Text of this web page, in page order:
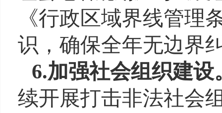
《行政区域界线管理
识，确保全年无边界
6.加强社会组织建设
续开展打击非法社会